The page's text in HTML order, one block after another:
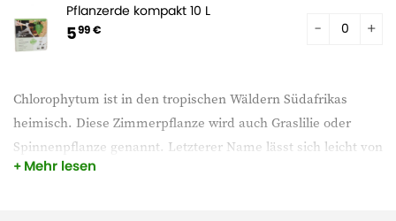
Chlorophytum ist in den tropischen Wäldern Südafrikas
heimisch. Diese Zimmerpflanze wird auch Graslilie oder
Spinnenpflanze genannt. Letzterer Name lässt sich leicht von
den Stecklingen ableiten, die an dieser Zimmerpflanze
Mehr lesen
Pflanzerde kompakt 10 L
599 €